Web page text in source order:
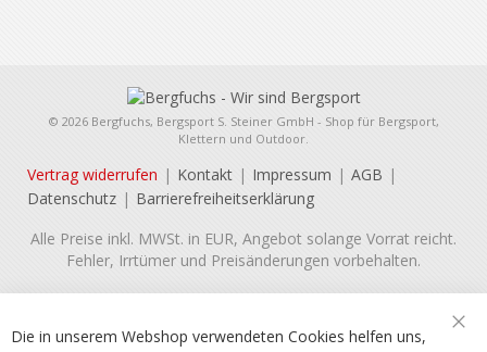
© 2026 Bergfuchs, Bergsport S. Steiner GmbH - Shop für Bergsport,
Klettern und Outdoor.
Vertrag widerrufen Kontakt Impressum
AGB
Datenschutz
Barrierefreiheitserklärung
Alle Preise inkl. MWSt. in EUR, Angebot solange Vorrat reicht.
Fehler, Irrtümer und Preisänderungen vorbehalten.
Die in unserem Webshop verwendeten Cookies helfen uns,